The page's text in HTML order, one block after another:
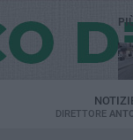
DIRETTORE